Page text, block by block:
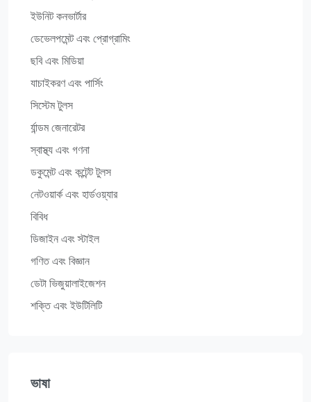
ইউনিট কনভার্টার
ডেভেলপমেন্ট এবং প্রোগ্রামিং
ছবি এবং মিডিয়া
যাচাইকরণ এবং পার্সিং
সিস্টেম টুলস
র্যান্ডম জেনারেটর
স্বাস্থ্য এবং গণনা
ডকুমেন্ট এবং কন্টেন্ট টুলস
নেটওয়ার্ক এবং হার্ডওয়্যার
বিবিধ
ডিজাইন এবং স্টাইল
গণিত এবং বিজ্ঞান
ডেটা ভিজুয়ালাইজেশন
শক্তি এবং ইউটিলিটি
ভাষা